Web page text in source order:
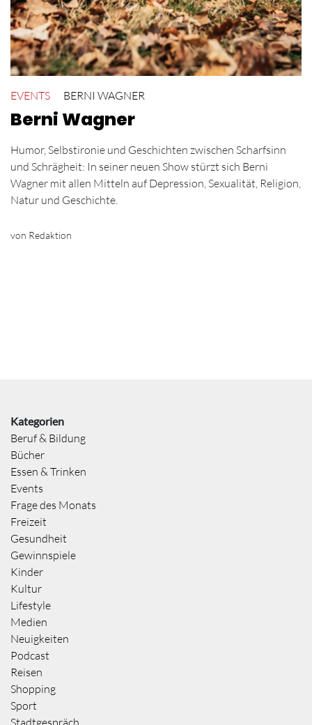
EVENTS BERNI WAGNER
Berni Wagner
Humor, Selbstironie und Geschichten zwischen Scharfsinn
und Schrägheit: In seiner neuen Show stürzt sich Berni
Wagner mit allen Mitteln auf Depression, Sexualität, Religion,
Natur und Geschichte.
von Redaktion
Kategorien
Beruf & Bildung
Bücher
Essen & Trinken
Events
Frage des Monats
Freizeit
Gesundheit
Gewinnspiele
Kinder
Kultur
Lifestyle
Medien
Neuigkeiten
Podcast
Reisen
Shopping
Sport
Stadtgespräch